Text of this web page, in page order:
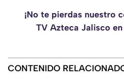
¡No te pierdas nuestro
TV Azteca Jalisco
CONTENIDO